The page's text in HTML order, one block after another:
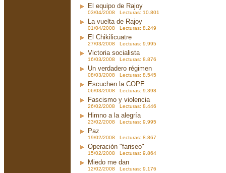
El equipo de Rajoy
03/04/2008 Lecturas: 10.801
La vuelta de Rajoy
01/04/2008 Lecturas: 8.249
El Chikilicuatre
27/03/2008 Lecturas: 9.995
Victoria socialista
16/03/2008 Lecturas: 8.876
Un verdadero régimen
08/03/2008 Lecturas: 8.545
Escuchen la COPE
06/03/2008 Lecturas: 9.398
Fascismo y violencia
26/02/2008 Lecturas: 8.446
Himno a la alegría
23/02/2008 Lecturas: 9.995
Paz
19/02/2008 Lecturas: 8.867
Operación "fariseo"
15/02/2008 Lecturas: 9.864
Miedo me dan
12/02/2008 Lecturas: 9.176